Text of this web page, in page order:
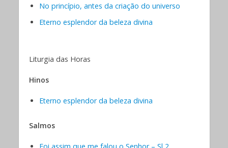
No princípio, antes da criação do universo
Eterno esplendor da beleza divina
Liturgia das Horas
Hinos
Eterno esplendor da beleza divina
Salmos